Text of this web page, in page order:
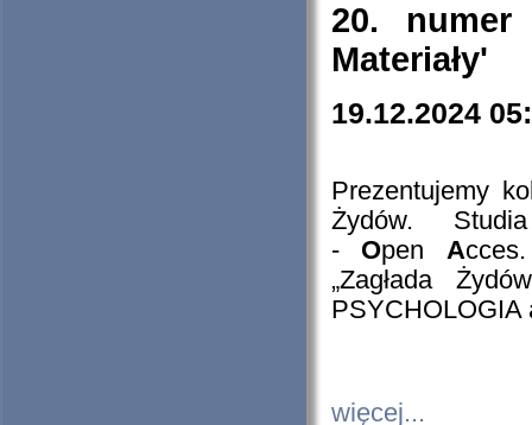
20. numer
Materiały'
19.12.2024
Prezentujemy
Żydów.
- Open A
„Zagłada
PSYCHOLOGIA
więcej...